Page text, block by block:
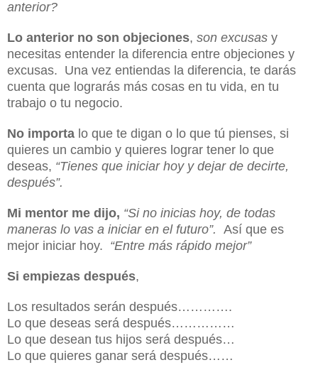
anterior?
Lo anterior no son objeciones, son excusas y
necesitas entender la diferencia entre objeciones y
excusas. Una vez entiendas la diferencia, te darás
cuenta que lograrás más cosas en tu vida, en tu
trabajo o tu negocio.
No importa lo que te digan o lo que tú pienses, si
quieres un cambio y quieres lograr tener lo que
deseas, “Tienes que iniciar hoy y dejar de decirte,
después”.
Mi mentor me dijo, “Si no inicias hoy, de todas
maneras lo vas a iniciar en el futuro”. Así que es
mejor iniciar hoy. “Entre más rápido mejor”
Si empiezas después,
Los resultados serán después………….
Lo que deseas será después……………
Lo que desean tus hijos será después…
Lo que quieres ganar será después……